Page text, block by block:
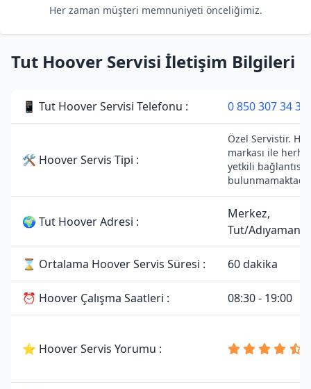
Her zaman müşteri memnuniyeti önceliğimiz.
Tut Hoover Servisi İletişim Bilgileri
📱 Tut Hoover Servisi Telefonu : 0 850 307 34 38
🛠 Hoover Servis Tipi :
Özel Servistir.
markası ile
yetkili bağlantısı
🌍 Tut Hoover Adresi :
Merkez,
Tut/Adıyaman
⌛ Ortalama Hoover Servis Süresi : 60 dakika
⏰ Hoover Çalışma Saatleri : 08:30 - 19:00
⭐ Hoover Servis Yorumu :